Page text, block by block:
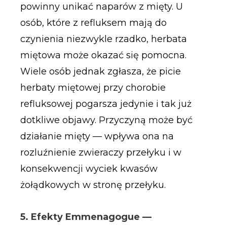
powinny unikać naparów z mięty. U
osób, które z refluksem mają do
czynienia niezwykle rzadko, herbata
miętowa może okazać się pomocna.
Wiele osób jednak zgłasza, że picie
herbaty miętowej przy chorobie
refluksowej pogarsza jedynie i tak już
dotkliwe objawy. Przyczyną może być
działanie mięty — wpływa ona na
rozluźnienie zwieraczy przełyku i w
konsekwencji wyciek kwasów
żołądkowych w stronę przełyku.
5. Efekty Emmenagogue —